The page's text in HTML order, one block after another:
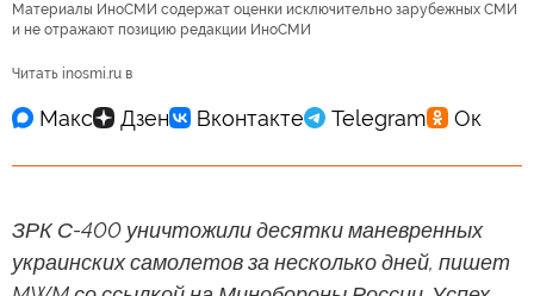
Материалы ИноСМИ содержат оценки исключительно зарубежных СМИ
и не отражают позицию редакции ИноСМИ
Читать inosmi.ru в
ЗРК С-400 уничтожили десятки маневренных
украинских самолетов за несколько дней, пишет